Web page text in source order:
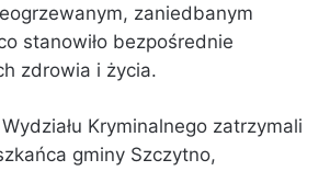
zaniedbanym
stanowiło bezpośrednie
zdrowia i życia.
Kryminalnego zatrzymali
gminy Szczytno,